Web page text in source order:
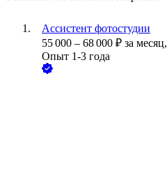
Ассистент фотостудии
55 000 – 68 000 ₽ за месяц,
Опыт 1-3 года